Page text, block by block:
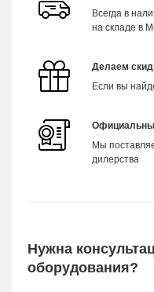
Всегда в
на складе в
Делаем
Если вы
Мы
дилерства
Нужна
оборудования?